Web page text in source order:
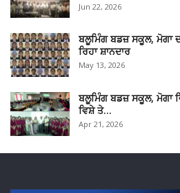
Jun 22, 2026
ਬਲੂਮਿੰਗ ਬਡਜ਼ ਸਕੂਲ, ਮੋਗਾ
ਰਿਹਾ ਸ਼ਾਨਦਾਰ
May 13, 2026
ਬਲੂਮਿੰਗ ਬਡਜ਼ ਸਕੂਲ, ਮੋਗਾ
ਵਿਸ਼ੇ ਤੇ…
Apr 21, 2026